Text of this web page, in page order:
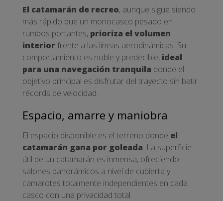
El catamarán de recreo, aunque sigue siendo
más rápido que un monocasco pesado en
rumbos portantes, prioriza el volumen
interior frente a las líneas aerodinámicas. Su
comportamiento es noble y predecible, ideal
para una navegación tranquila donde el
objetivo principal es disfrutar del trayecto sin batir
récords de velocidad.
Espacio, amarre y maniobra
El espacio disponible es el terreno donde el
catamarán gana por goleada. La superficie
útil de un catamarán es inmensa, ofreciendo
salones panorámicos a nivel de cubierta y
camarotes totalmente independientes en cada
casco con una privacidad total.